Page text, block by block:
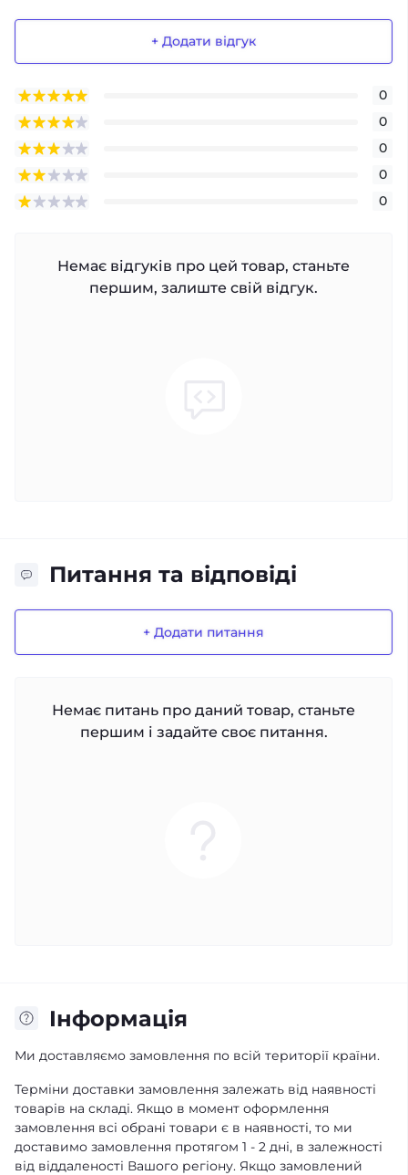
+ Додати відгук
0
0
0
0
0
Немає відгуків про цей товар, станьте
першим, залиште свій відгук.
Питання та відповіді
+ Додати питання
Немає питань про даний товар, станьте
першим і задайте своє питання.
Iнформація
Ми доставляємо замовлення по всій території країни.
Терміни доставки замовлення залежать від наявності
товарів на складі. Якщо в момент оформлення
замовлення всі обрані товари є в наявності, то ми
доставимо замовлення протягом 1 - 2 дні, в залежності
від віддаленості Вашого регіону. Якщо замовлений